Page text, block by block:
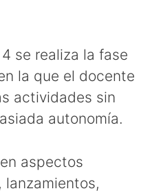
se realiza la fase
la que el docente
actividades sin
autonomía.
aspectos